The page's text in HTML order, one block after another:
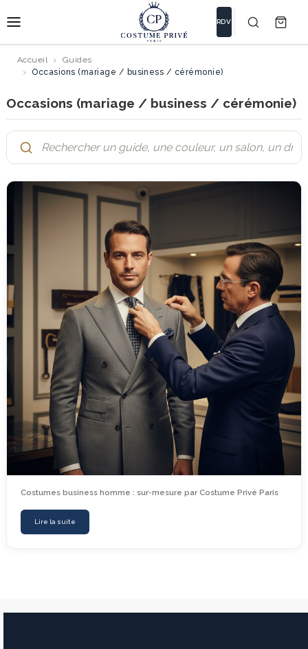
RDV
Accueil
Guides
Occasions (mariage / business / cérémonie)
Occasions (mariage / business / cérémonie)
Costumes business homme : sur-mesure par Costume Privé Paris
Lire la suite